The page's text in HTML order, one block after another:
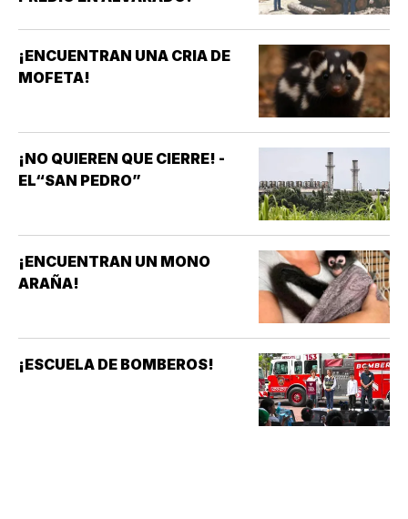
¡ENCUENTRAN UNA CRIA DE
MOFETA!
¡NO QUIEREN QUE CIERRE! -
EL“SAN PEDRO”
¡ENCUENTRAN UN MONO
ARAÑA!
¡ESCUELA DE BOMBEROS!